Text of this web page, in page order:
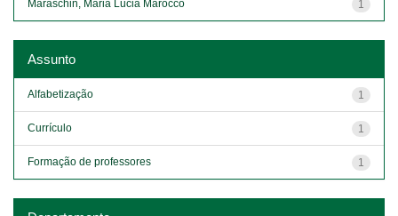
1
Maraschin, Maria Lucia Marocco
Assunto
1
Alfabetização
1
Currículo
1
Formação de professores